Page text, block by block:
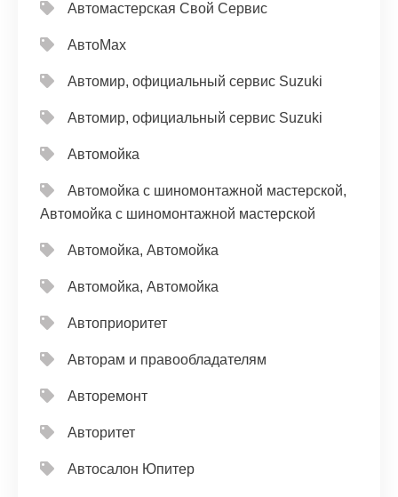
Автомастерская Свой Сервис
АвтоМах
Автомир, официальный сервис Suzuki
Автомир, официальный сервис Suzuki
Автомойка
Автомойка с шиномонтажной мастерской,
Автомойка с шиномонтажной мастерской
Автомойка, Автомойка
Автомойка, Автомойка
Автоприоритет
Авторам и правообладателям
Авторемонт
Авторитет
Автосалон Юпитер